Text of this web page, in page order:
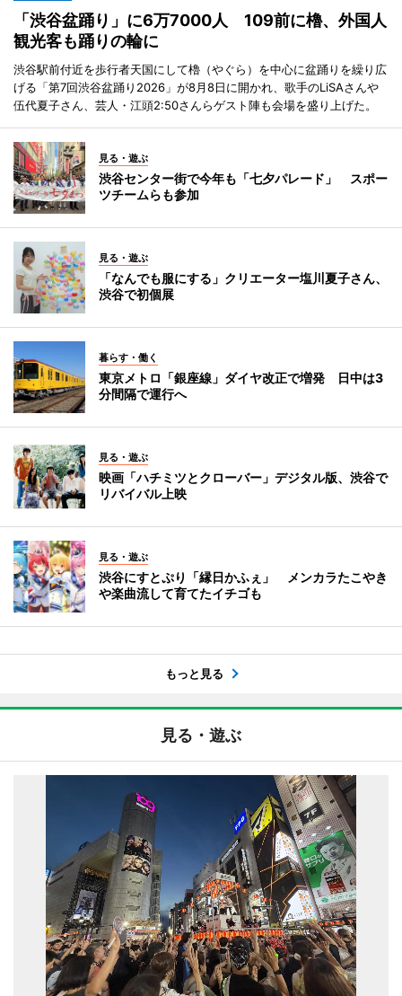
「渋谷盆踊り」に6万7000人 109前に櫓、外国人
観光客も踊りの輪に
渋谷駅前付近を歩行者天国にして櫓（やぐら）を中心に盆踊りを繰り広
げる「第7回渋谷盆踊り2026」が8月8日に開かれ、歌手のLiSAさんや
伍代夏子さん、芸人・江頭2:50さんらゲスト陣も会場を盛り上げた。
見る・遊ぶ
渋谷センター街で今年も「七夕パレード」 スポー
ツチームらも参加
見る・遊ぶ
「なんでも服にする」クリエーター塩川夏子さん、
渋谷で初個展
暮らす・働く
東京メトロ「銀座線」ダイヤ改正で増発 日中は3
分間隔で運行へ
見る・遊ぶ
映画「ハチミツとクローバー」デジタル版、渋谷で
リバイバル上映
見る・遊ぶ
渋谷にすとぷり「縁日かふぇ」 メンカラたこやき
や楽曲流して育てたイチゴも
もっと見る
見る・遊ぶ